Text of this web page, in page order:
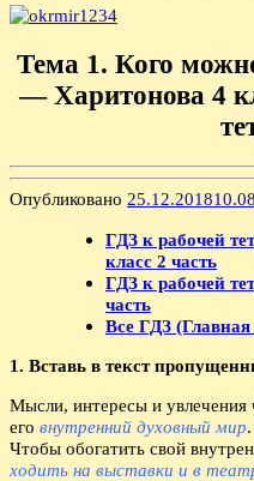
Тема 1. Кого
— Харитонова 4
Опубликовано 25.12.2018
ГДЗ к рабочей
класс 2 часть
ГДЗ к рабочей
часть
Все ГДЗ
1. Вставь в текст
Мысли, интересы и увлечения
его внутренний духовный мир.
Чтобы обогатить свой
ходить на выставки и в